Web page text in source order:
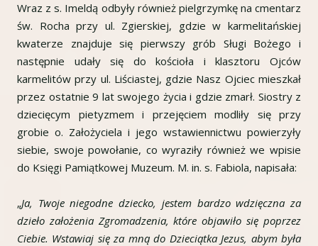
Wraz z s. Imeldą odbyły również pielgrzymkę na cmentarz
św. Rocha przy ul. Zgierskiej, gdzie w karmelitańskiej
kwaterze znajduje się pierwszy grób Sługi Bożego i
następnie udały się do kościoła i klasztoru Ojców
karmelitów przy ul. Liściastej, gdzie Nasz Ojciec mieszkał
przez ostatnie 9 lat swojego życia i gdzie zmarł. Siostry z
dziecięcym pietyzmem i przejęciem modliły się przy
grobie o. Założyciela i jego wstawiennictwu powierzyły
siebie, swoje powołanie, co wyraziły również we wpisie
do Księgi Pamiątkowej Muzeum. M. in. s. Fabiola, napisała:
„Ja, Twoje niegodne dziecko, jestem bardzo wdzięczna za
dzieło założenia Zgromadzenia, które objawiło się poprzez
Ciebie. Wstawiaj się za mną do Dzieciątka Jezus, abym była